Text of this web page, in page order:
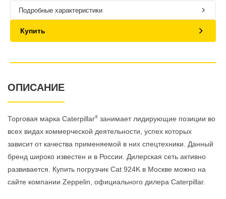
Подробные характеристики
Купить
ОПИСАНИЕ
Торговая марка Caterpillar® занимает лидирующие позиции во
всех видах коммерческой деятельности, успех которых
зависит от качества применяемой в них спецтехники. Данный
бренд широко известен и в России. Дилерская сеть активно
развивается. Купить погрузчик Cat 924K в Москве можно на
сайте компании Zeppelin, официального дилера Caterpillar.